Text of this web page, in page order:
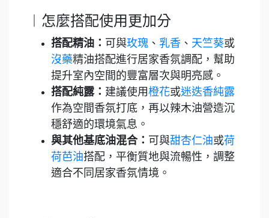
︱怎麼搭配使用更加分
搭配精油： 可與玫瑰 、 乳香 、 天竺葵或
沒藥精油搭配進行居家香氛調配，幫助
提升室內空間的豐富層次與明亮感。
搭配純露： 建議使用橙花或迷迭香純露
作為空間香氛打底，再以辣木油營造沉
穩舒適的環境氣息。
與其他基底油混合： 可與甜杏仁油或荷
荷芭油搭配，平衡質地與流暢性，調整
適合不同居家香氛情境。